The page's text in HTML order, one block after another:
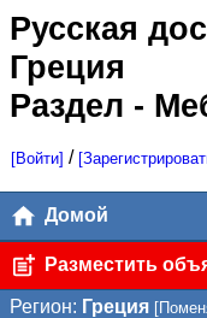
Русская
Греция
Раздел -
[Войти] /
Домой
Разместить
Регион: Греция